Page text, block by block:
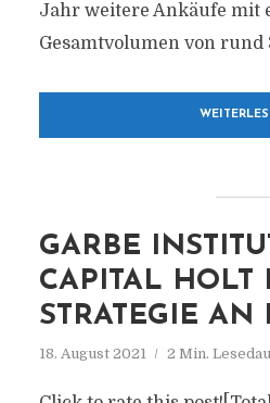
Jahr weitere Ankäufe mit
Gesamtvolumen von
GARBE
CAPITAL HOLT
STRATEGIE AN
18. August 2021 2 Min.